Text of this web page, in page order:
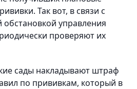
Так вот, в связи с
управления
проверяют их
сады накладывают штраф
по прививкам, который в